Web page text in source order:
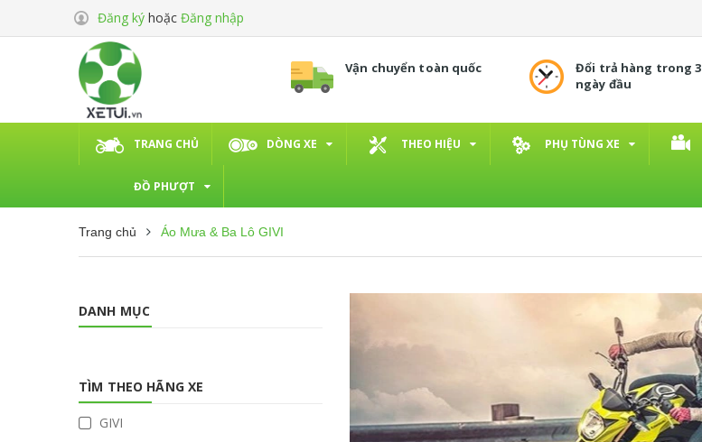
Đăng ký hoặc Đăng nhập
Vận chuyển toàn quốc
Đổi trả hàng trong 3
ngày đầu
TRANG CHỦ DÒNG XE THEO HIỆU PHỤ TÙNG XE
ĐỒ PHƯỢT
Trang chủ Áo Mưa & Ba Lô GIVI
DANH MỤC
TÌM THEO HÃNG XE
GIVI